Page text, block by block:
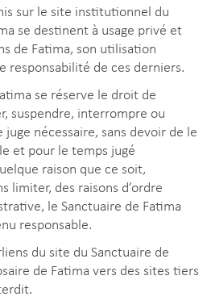
sur le site institutionnel du
se destinent à usage privé et
de Fatima, son utilisation
responsabilité de ces derniers.
se réserve le droit de
suspendre, interrompre ou
juge nécessaire, sans devoir de le
et pour le temps jugé
raison que ce soit,
limiter, des raisons d’ordre
le Sanctuaire de Fatima
responsable.
du site du Sanctuaire de
de Fatima vers des sites tiers